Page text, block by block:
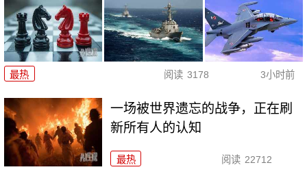
最热 阅读 3178 3小时前
一场被世界遗忘的战争，正在刷
新所有人的认知
最热 阅读 22712